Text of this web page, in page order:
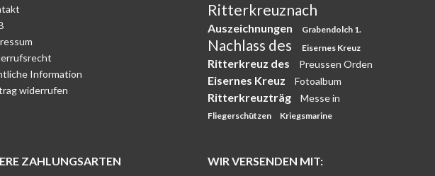
Information
widerrufen
Ritterkreuznach
Auszeichnungen Grabendolch 1.
Nachlass des Eisernes Kreuz
Ritterkreuz des Preussen Orden
Eisernes Kreuz Fotoalbum
Ritterkreuzträg Messe in
Fliegerschützen Kriegsmarine
ZAHLUNGSARTEN WIR VERSENDEN MIT: